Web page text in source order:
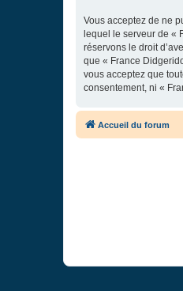
Vous acceptez de ne
lequel le serveur de «
réservons le droit
que « France
vous acceptez que
consentement, ni «
Accueil du forum